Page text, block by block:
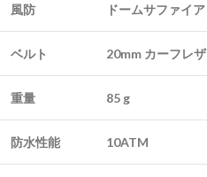
風防 ドームサファイ
ベルト 20mm カーフレ
重量 85 g
防水性能 10ATM